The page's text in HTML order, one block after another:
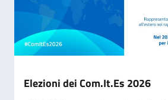
Elezioni dei Com.It.Es 2026